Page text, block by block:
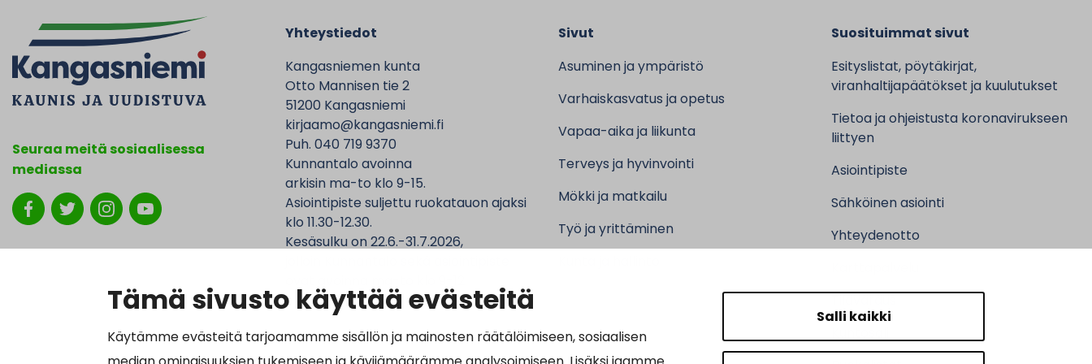
Tämä sivusto käyttää evästeitä
Käytämme evästeitä tarjoamamme sisällön ja mainosten räätälöimiseen, sosiaalisen
Salli kaikki
Seuraa meitä sosiaalisessa
mediassa
Yhteystiedot
Kangasniemen kunta
Otto Mannisen tie 2
51200 Kangasniemi
kirjaamo@kangasniemi.fi
Puh. 040 719 9370
Kunnantalo avoinna
arkisin ma-to klo 9-15.
Asiointipiste suljettu ruokatauon ajaksi
klo 11.30-12.30.
Kesäsulku on 22.6.-31.7.2026,
Sivut
Asuminen ja ympäristö
Varhaiskasvatus ja opetus
Vapaa-aika ja liikunta
Terveys ja hyvinvointi
Mökki ja matkailu
Työ ja yrittäminen
Suosituimmat sivut
Esityslistat, pöytäkirjat,
viranhaltijapäätökset ja kuulutukset
Tietoa ja ohjeistusta koronavirukseen
liittyen
Asiointipiste
Sähköinen asiointi
Yhteydenotto